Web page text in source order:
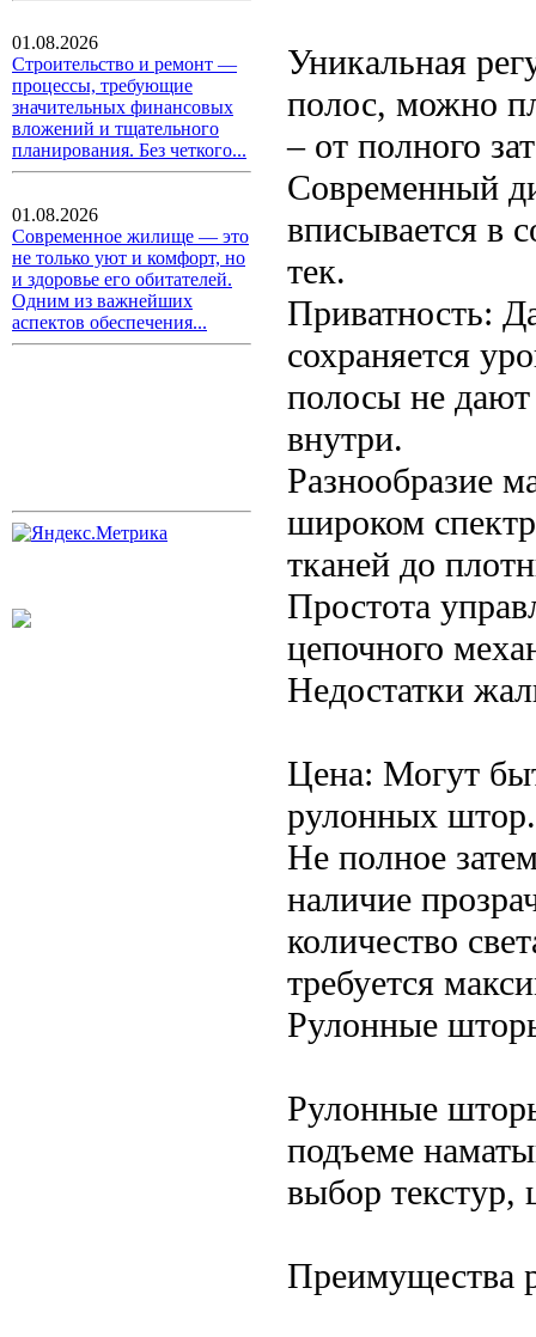
01.08.2026
Строительство и ремонт —
процессы, требующие
значительных финансовых
вложений и тщательного
планирования. Без четкого...
01.08.2026
Современное жилище — это
не только уют и комфорт, но
и здоровье его обитателей.
Одним из важнейших
аспектов обеспечения...
Уникальная
полос, можно
– от полного
Современный
вписывается в
тек.
Приватность:
сохраняется
полосы не дают
внутри.
Разнообразие
широком
тканей до
Простота
цепочного
Недостатки
Цена: Могут
рулонных штор.
Не полное
наличие
количество
требуется
Рулонные
Рулонные
подъеме
выбор текстур,
Преимущества